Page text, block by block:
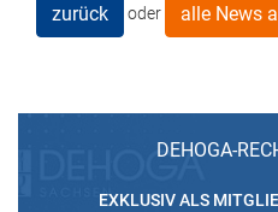
zurück oder alle News
DEHOGA-
EXKLUSIV ALS